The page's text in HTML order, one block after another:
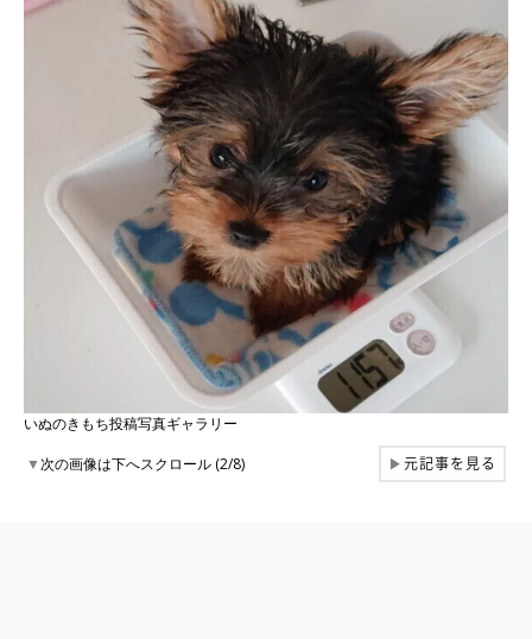
いぬのきもち投稿写真ギャラリー
▼次の画像は下へスクロール (2/8) ▶元記事を見る